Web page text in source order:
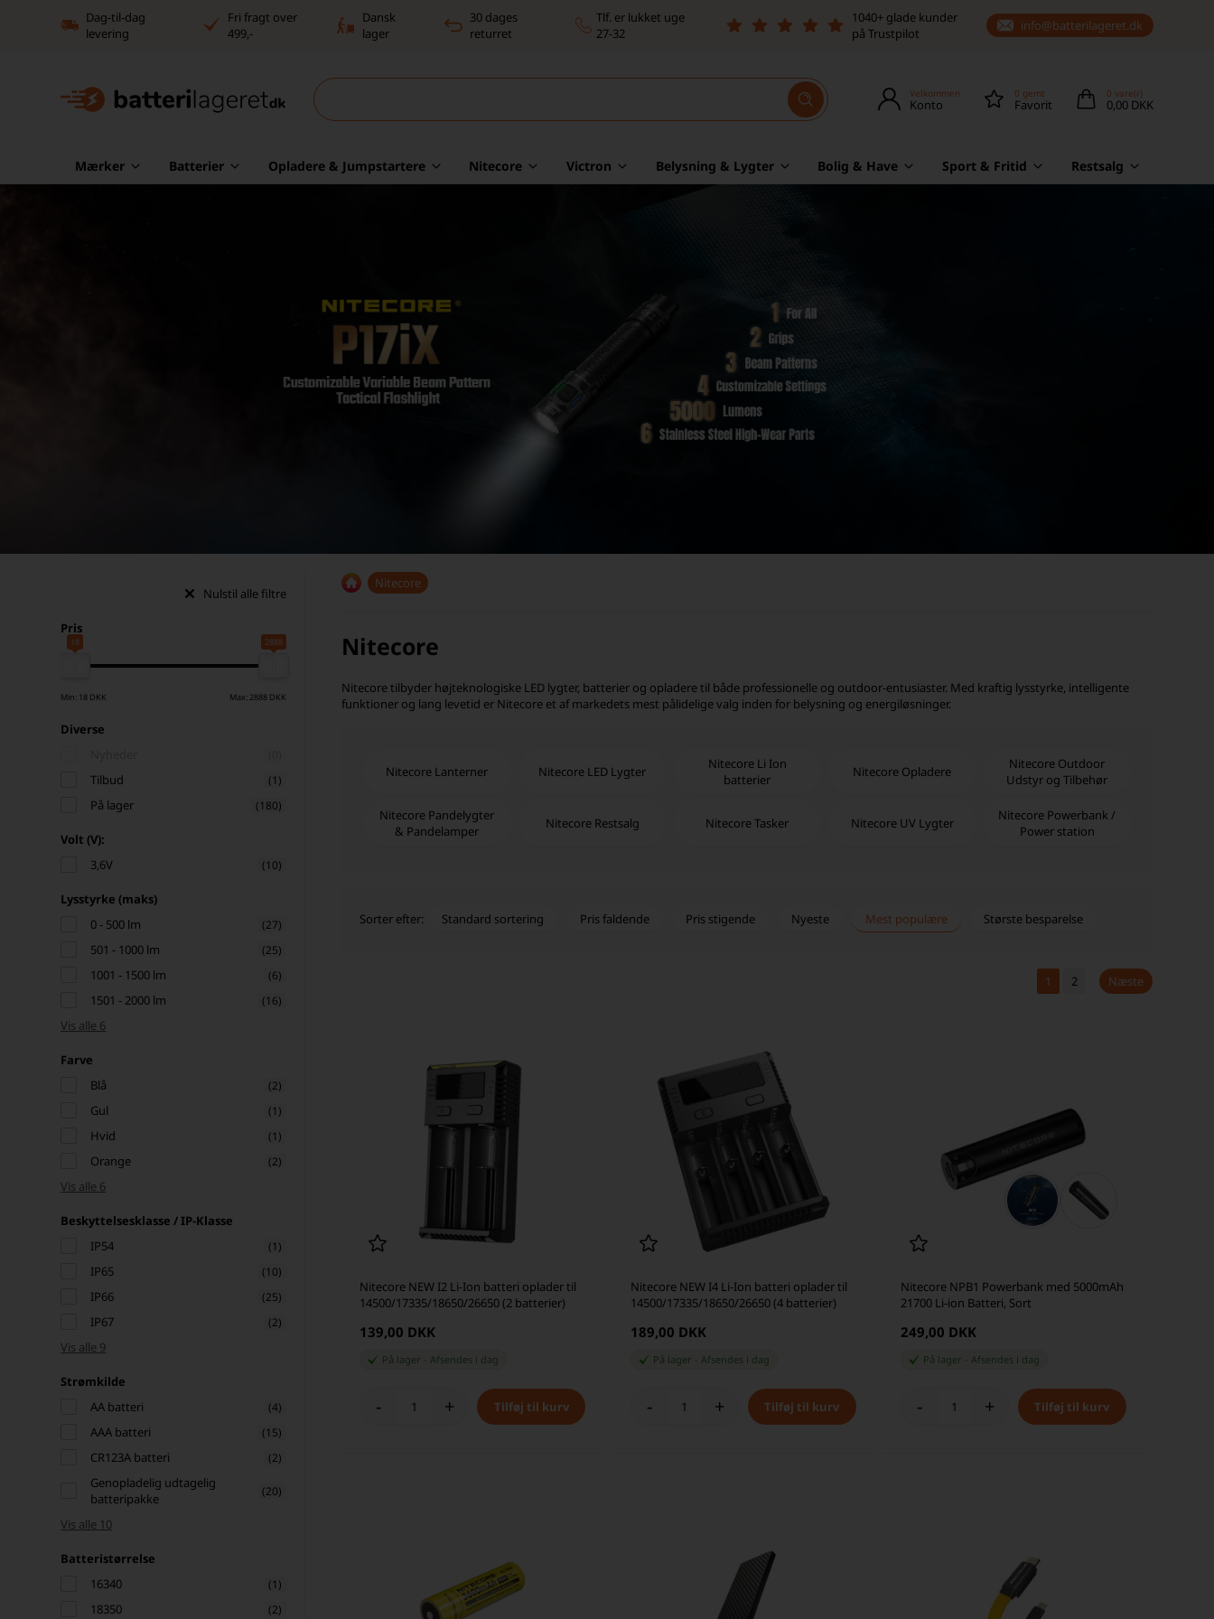
Dag-til-dag
levering
Fri fragt over
499,-
Dansk
lager
30 dages
returret
Tlf. er lukket uge
27-32
1040+ glade kunder
på Trustpilot
info@batterilageret.dk
Velkommen
Konto
0 gemt
Favorit
0 vare(r)
0,00 DKK
Mærker Batterier Opladere & Jumpstartere Nitecore Victron Belysning & Lygter Bolig & Have Sport & Fritid Restsalg
Nulstil alle filtre
Pris
18 2888
Min: 18 DKK Max: 2888 DKK
Diverse
Tilbud (1)
På lager (180)
Volt (V):
3,6V
(10)
Lysstyrke (maks)
0 - 500 lm
(27)
501 - 1000 lm (25)
1001 - 1500 lm (6)
1501 - 2000 lm (16)
Vis alle 6
Farve
Blå
(2)
Gul (1)
Hvid (1)
Orange (2)
Vis alle 6
Beskyttelsesklasse / IP-Klasse
IP54
(1)
IP65 (10)
IP66 (25)
IP67 (2)
Vis alle 9
Strømkilde
AA batteri
(4)
AAA batteri (15)
CR123A batteri (2)
Genopladelig udtagelig
batteripakke
(20)
Vis alle 10
Batteristørrelse
16340
(1)
18350 (2)
Nitecore
Nitecore
Nitecore tilbyder højteknologiske LED lygter, batterier og opladere til både professionelle og outdoor-entusiaster. Med kraftig lysstyrke, intelligente
funktioner og lang levetid er Nitecore et af markedets mest pålidelige valg inden for belysning og energiløsninger.
Nitecore Lanterner Nitecore LED Lygter
Nitecore Li Ion
batterier
Nitecore Opladere
Nitecore Outdoor
Udstyr og Tilbehør
Nitecore Pandelygter
& Pandelamper
Nitecore Restsalg Nitecore Tasker Nitecore UV Lygter
Nitecore Powerbank /
Power station
Sorter efter: Standard sortering Pris faldende Pris stigende Nyeste Mest populære Største besparelse
1 2 Næste
Nitecore NEW I2 Li-Ion batteri oplader til
14500/17335/18650/26650 (2 batterier)
139,00 DKK
På lager Afsendes i dag
- +
Nitecore NEW I4 Li-Ion batteri oplader til
14500/17335/18650/26650 (4 batterier)
189,00 DKK
På lager Afsendes i dag
- +
Nitecore NPB1 Powerbank med 5000mAh
21700 Li-ion Batteri, Sort
249,00 DKK
På lager Afsendes i dag
- +